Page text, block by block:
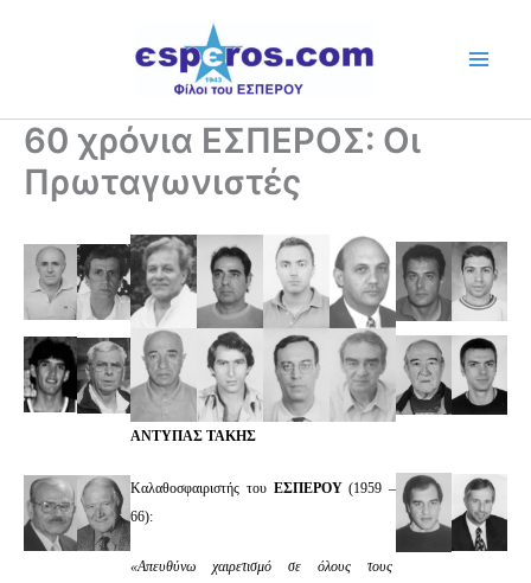
60 χρόνια ΕΣΠΕΡΟΣ: Οι
Πρωταγωνιστές
ΑΝΤΥΠΑΣ ΤΑΚΗΣ
Καλαθοσφαιριστής του ΕΣΠΕΡΟΥ(1959 –
66):
«Απευθύνω χαιρετισμό σε όλους τους